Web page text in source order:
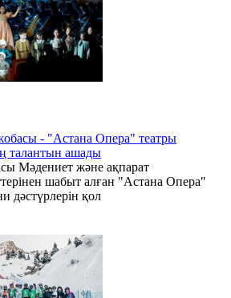
- "Астана Опера" театры
талантын ашады
Мәдениет және ақпарат
шабыт алған "Астана Опера"
дәстүрлерін қол